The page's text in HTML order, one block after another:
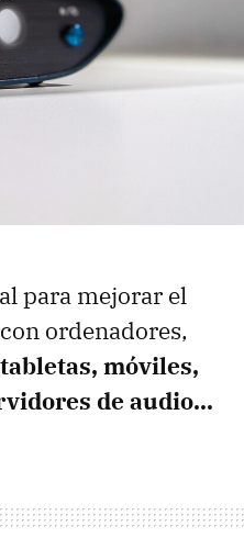
para mejorar el
ordenadores,
tabletas, móviles,
de audio...